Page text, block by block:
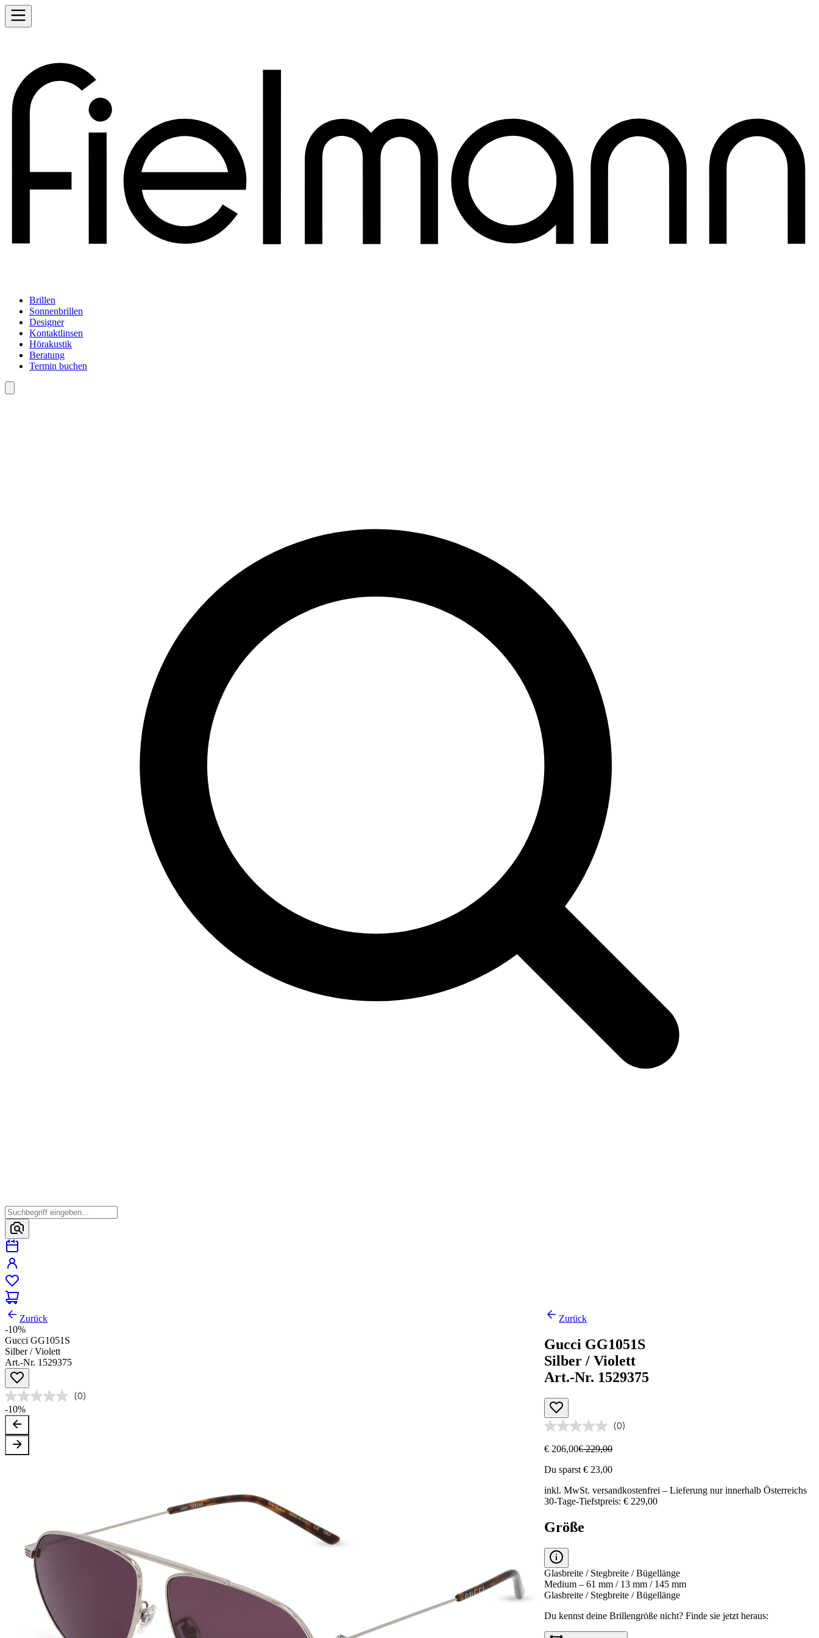
Brillen
Sonnenbrillen
Designer
Kontaktlinsen
Hörakustik
Beratung
Termin buchen
Zurück
-10%
Gucci GG1051S
Silber / Violett
Art.-Nr. 1529375
(0)
-10%
Zurück
Gucci GG1051S
Silber / Violett
Art.-Nr. 1529375
(0)
€ 206,00€ 229,00
Du sparst € 23,00
inkl. MwSt.versandkostenfrei – Lieferung nur innerhalb Österreichs
30-Tage-Tiefstpreis: € 229,00
Größe
Glasbreite / Stegbreite / Bügellänge
Medium – 61 mm / 13 mm / 145 mm
Glasbreite / Stegbreite / Bügellänge
Du kennst deine Brillengröße nicht?Finde sie jetzt heraus: